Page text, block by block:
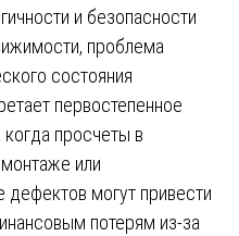
и безопасности
проблема
состояния
первостепенное
просчеты в
или
могут привести
потерям из-за